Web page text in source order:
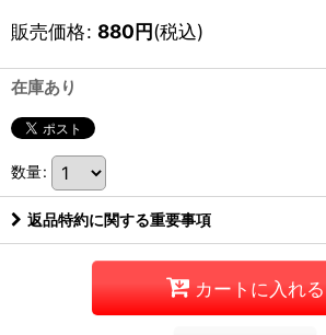
販売価格: 880円(税込)
在庫あり
数量:
返品特約に関する重要事項
カートに入れる